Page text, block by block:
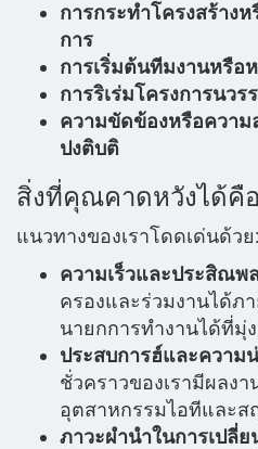
การกระทำโครงสร้าง
การ
การเริ่มต้นทีมงานหรือ
การริเร่มโครงการนว
ความขัดข้องหรือความ
ปงติบติ
สิ่งที่คุณคาดหวังได้คือ
แนวทางของเราโดดเด่นด้วย:
ความเร็วและประสิณพ
ครองและร่วมงานได้ภ
นายกการทำงานได้ที่มุ่
ประสบการฮ์และความ
ชั่วคราวของเรามีผลง
อุตสาหกรรมไอทีและ
ภาวะผำนำในการเปลี่